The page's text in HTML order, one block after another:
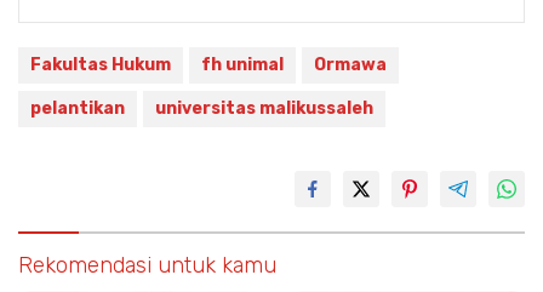
Fakultas Hukum fh unimal Ormawa
pelantikan universitas malikussaleh
Rekomendasi untuk kamu